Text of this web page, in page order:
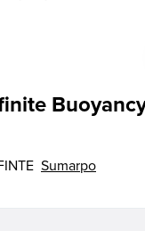
Sumarpo